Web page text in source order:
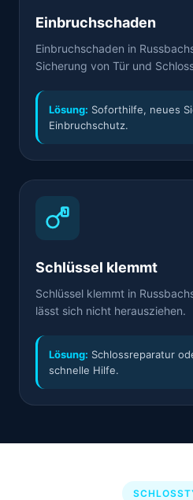
Einbruchschaden
Einbruchschaden in
Sicherung von Tür und
Lösung: Soforthilfe, neues
Einbruchschutz.
Schlüssel klemmt
Schlüssel klemmt in
lässt sich nicht herausziehen.
Lösung: Schlossreparatur
schnelle Hilfe.